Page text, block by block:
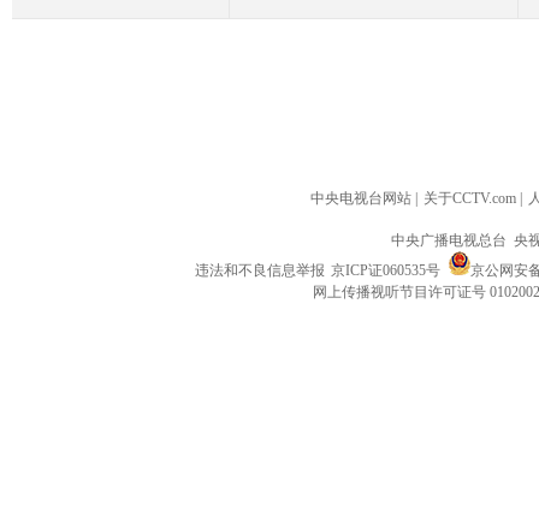
中央电视台网站 关于CCTV.com
中央广播电视总台 央
违法和不良信息举报 京ICP证060535号
京公网安
网上传播视听节目许可证号